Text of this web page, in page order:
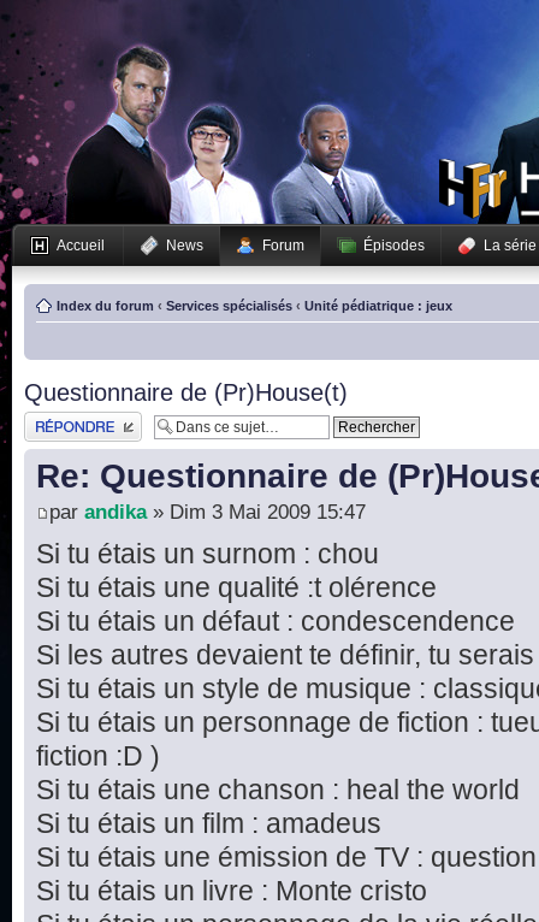
Accueil News Forum Épisodes La série
Index du forum ‹ Services spécialisés ‹ Unité pédiatrique : jeux
Questionnaire de (Pr)House(t)
Publier une réponse
Re: Questionnaire de
par andika» Dim 3 Mai 2009 15:47
Si tu étais un surnom : chou
Si tu étais une qualité :t olérence
Si tu étais un défaut : condescendence
Si les autres devaient te définir, tu
Si tu étais un style de musique :
Si tu étais un personnage de fiction :
fiction :D )
Si tu étais une chanson : heal the world
Si tu étais un film : amadeus
Si tu étais une émission de TV :
Si tu étais un livre : Monte cristo